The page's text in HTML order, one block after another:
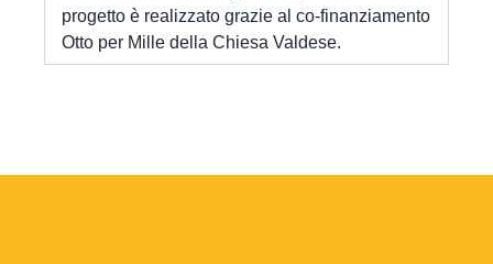
progetto è realizzato grazie al co-finanziamento
Otto per Mille della Chiesa Valdese.